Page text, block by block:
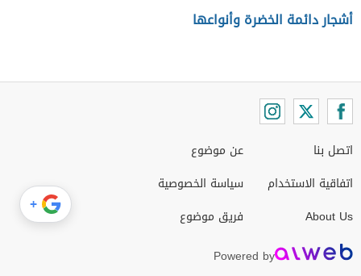
أشجار دائمة الخضرة وأنواعها
اتصل بنا
اتفاقية الاستخدام
About Us
عن موضوع
سياسة الخصوصية
فريق موضوع
Powered by
+